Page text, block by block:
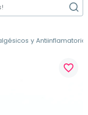
y
favorite_border